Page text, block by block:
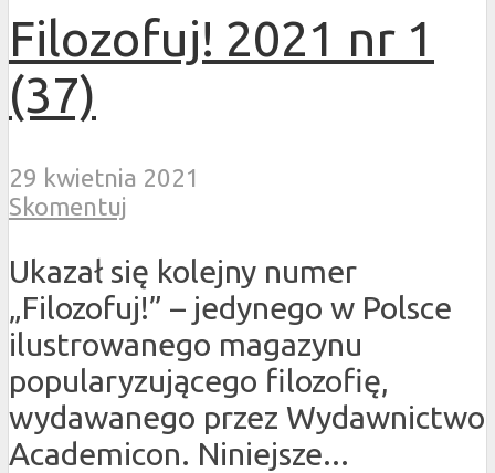
Filozofuj! 2021 nr 1
(37)
29 kwietnia 2021
Skomentuj
Ukazał się kolejny numer
„Filozofuj!” – jedynego w Polsce
ilustrowanego magazynu
popularyzującego filozofię,
wydawanego przez Wydawnictwo
Academicon. Niniejsze...